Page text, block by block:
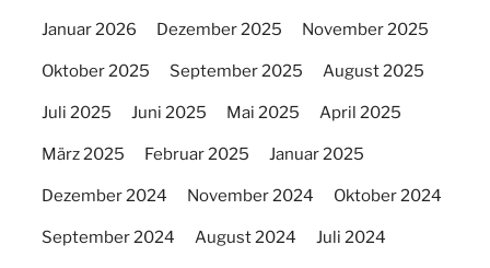
Januar 2026 Dezember 2025 November 2025
Oktober 2025 September 2025 August 2025
Juli 2025 Juni 2025 Mai 2025 April 2025
März 2025 Februar 2025 Januar 2025
Dezember 2024 November 2024 Oktober 2024
September 2024 August 2024 Juli 2024